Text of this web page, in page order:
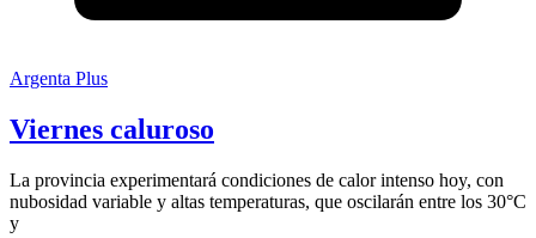
Argenta Plus
Viernes caluroso
La provincia experimentará condiciones de calor intenso hoy, con
nubosidad variable y altas temperaturas, que oscilarán entre los 30°C
y